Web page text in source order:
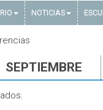
NOTICIAS
SEPTIEMBRE